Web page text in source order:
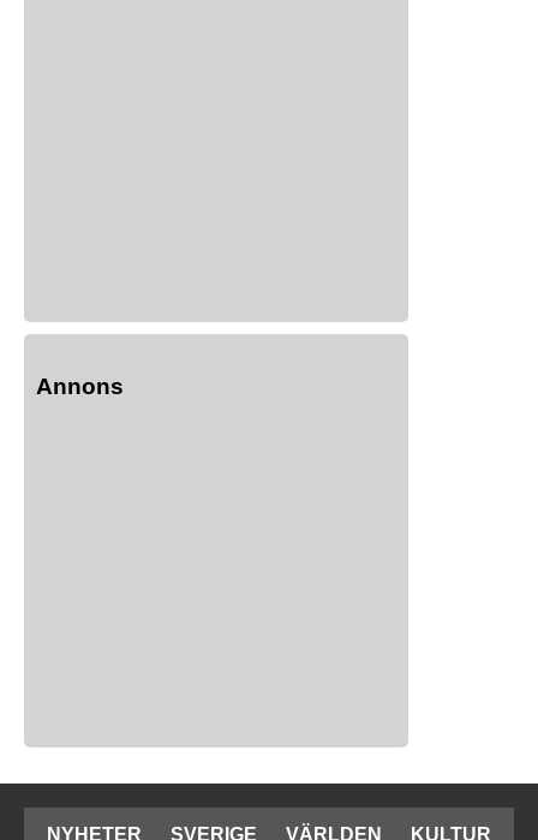
Annons
NYHETER SVERIGE VÄRLDEN KULTUR